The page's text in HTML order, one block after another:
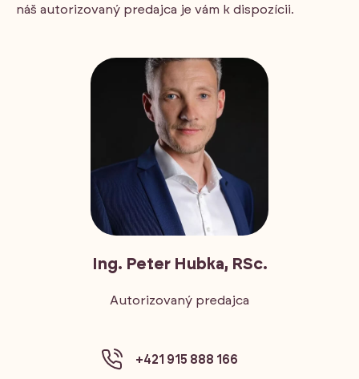
náš autorizovaný predajca je vám k dispozícii.
Ing. Peter Hubka, RSc.
Autorizovaný predajca
+421 915 888 166